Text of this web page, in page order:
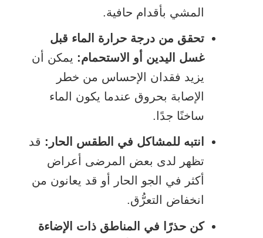
المشي بأقدام حافية.
تحقق من درجة حرارة الماء قبل
غسل اليدين أو الاستحمام: يمكن أن
يزيد فقدان الإحساس من خطر
الإصابة بحروق عندما يكون الماء
ساخنًا جدًا.
انتبه للمشاكل في الطقس الحار: قد
تظهر لدى بعض المرضى أعراض
أكثر في الجو الحار أو قد يعانون من
انخفاض التعرُّق.
كن حذرًا في المناطق ذات الإضاءة